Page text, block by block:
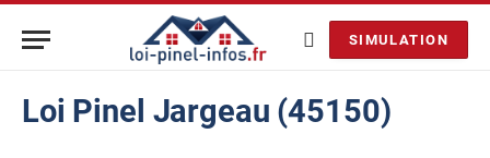
SIMULATION
Loi Pinel Jargeau (45150)